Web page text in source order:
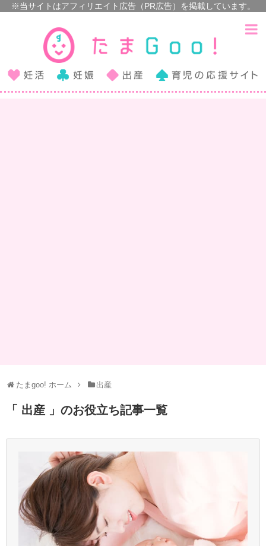
たまgoo! ホーム 出産
「 出産 」のお役立ち記事一覧